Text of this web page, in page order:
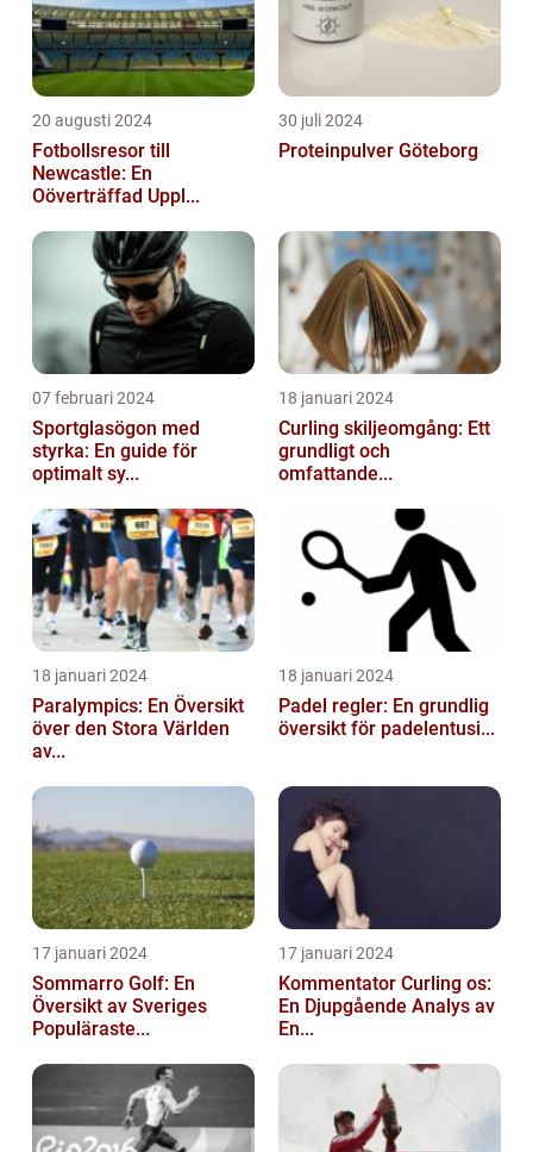
20 augusti 2024
Fotbollsresor till
Newcastle: En
Oöverträffad Uppl...
30 juli 2024
Proteinpulver Göteborg
07 februari 2024
Sportglasögon med
styrka: En guide för
optimalt sy...
18 januari 2024
Curling skiljeomgång: Ett
grundligt och
omfattande...
18 januari 2024
Paralympics: En Översikt
över den Stora Världen
av...
18 januari 2024
Padel regler: En grundlig
översikt för padelentusi...
17 januari 2024
Sommarro Golf: En
Översikt av Sveriges
Populäraste...
17 januari 2024
Kommentator Curling os:
En Djupgående Analys av
En...